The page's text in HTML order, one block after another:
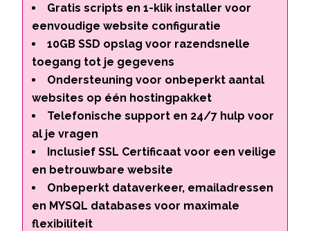
Gratis scripts en 1-klik installer voor
eenvoudige website configuratie
10GB SSD opslag voor razendsnelle
toegang tot je gegevens
Ondersteuning voor onbeperkt aantal
websites op één hostingpakket
Telefonische support en 24/7 hulp voor
al je vragen
Inclusief SSL Certificaat voor een veilige
en betrouwbare website
Onbeperkt dataverkeer, emailadressen
en MYSQL databases voor maximale
flexibiliteit